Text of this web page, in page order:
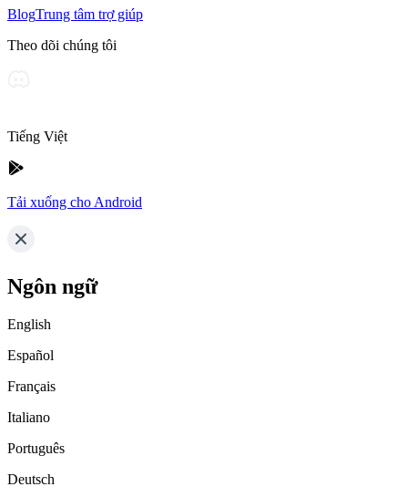
BlogTrung tâm trợ giúp
Theo dõi chúng tôi
Tiếng Việt
Tải xuống cho Android
Ngôn ngữ
English
Español
Français
Italiano
Português
Deutsch